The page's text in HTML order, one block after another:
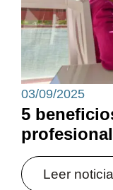
03/09/2025
5
Leer noticia